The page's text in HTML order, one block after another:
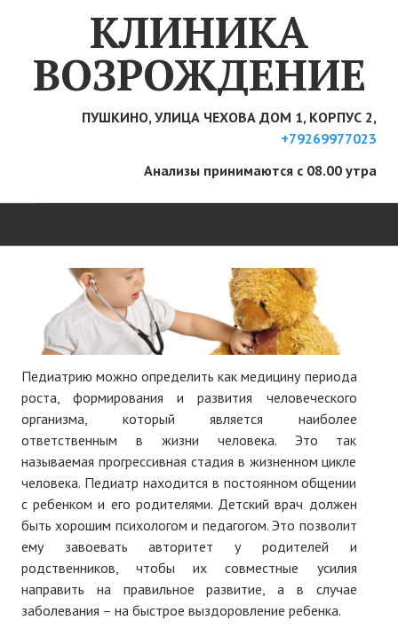
КЛИНИКА
ВОЗРОЖДЕНИЕ
ПУШКИНО, УЛИЦА ЧЕХОВА ДОМ 1, КОРПУС 2,
+79269977023
Анализы принимаются с 08.00 утра
ГЛАВНАЯ
ЦЕНЫ
УСЛУГИ
УЗИ
Косметология
Дерматология
Терапия
Педиатрия
Неврология
Педиатрию можно определить как медицину периода
роста, формирования и развития человеческого
организма, который является наиболее
ответственным в жизни человека. Это так
называемая прогрессивная стадия в жизненном цикле
человека. Педиатр находится в постоянном общении
с ребенком и его родителями. Детский врач должен
быть хорошим психологом и педагогом. Это позволит
ему завоевать авторитет у родителей и
родственников, чтобы их совместные усилия
направить на правильное развитие, а в случае
заболевания – на быстрое выздоровление ребенка.